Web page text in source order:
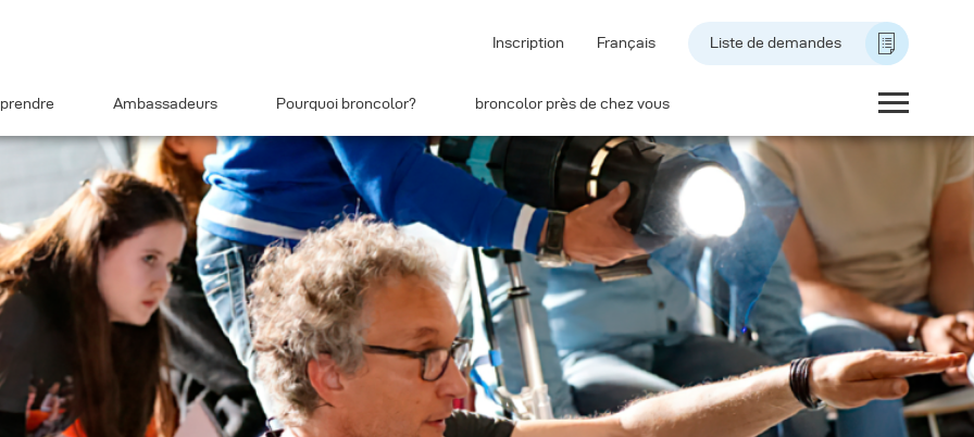
Inscription Français Liste de demandes
Ambassadeurs Pourquoi broncolor? broncolor près de chez vous